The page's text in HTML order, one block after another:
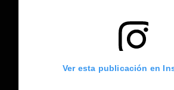
Ver esta publicación en